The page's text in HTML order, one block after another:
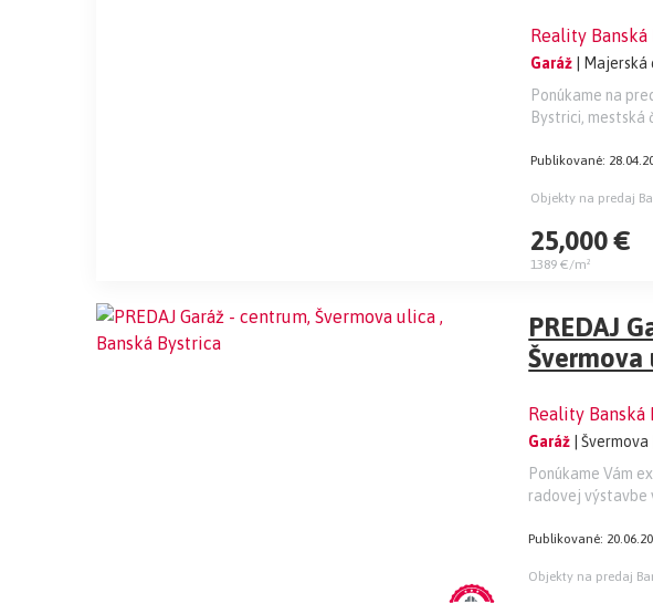
Reality
Garáž |
Ponúkame na
Bystrici, mestská
Publikované:
Objekty na predaj
25,000 €
1389 €/m²
PREDAJ
Švermova
Reality Banská
Garáž | Švermova
Ponúkame Vám
radovej výstavbe
Publikované:
Objekty na predaj